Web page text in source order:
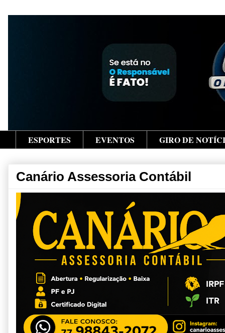
ESPORTES EVENTOS GIRO DE
Canário Assessoria Contábil